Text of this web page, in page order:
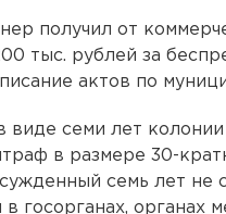
получил от
тыс. рублей за
актов по
виде семи лет
в размере 30-
семь лет не
госорганах, органах